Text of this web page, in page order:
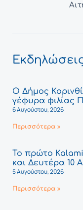
Ο Δήμος
γέφυρα φιλίας
6 Αυγούστου, 2026
Περισσότερα »
Το πρώτο
και Δευτέρα 10
5 Αυγούστου, 2026
Περισσότερα »